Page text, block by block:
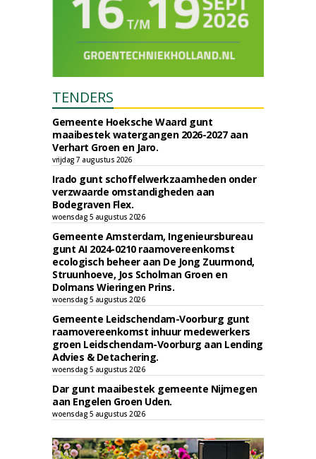
TENDERS
Gemeente Hoeksche Waard gunt
maaibestek watergangen 2026-2027 aan
Verhart Groen en Jaro.
vrijdag 7 augustus 2026
Irado gunt schoffelwerkzaamheden onder
verzwaarde omstandigheden aan
Bodegraven Flex.
woensdag 5 augustus 2026
Gemeente Amsterdam, Ingenieursbureau
gunt AI 2024-0210 raamovereenkomst
ecologisch beheer aan De Jong Zuurmond,
Struunhoeve, Jos Scholman Groen en
Dolmans Wieringen Prins.
woensdag 5 augustus 2026
Gemeente Leidschendam-Voorburg gunt
raamovereenkomst inhuur medewerkers
groen Leidschendam-Voorburg aan Lending
Advies & Detachering.
woensdag 5 augustus 2026
Dar gunt maaibestek gemeente Nijmegen
aan Engelen Groen Uden.
woensdag 5 augustus 2026